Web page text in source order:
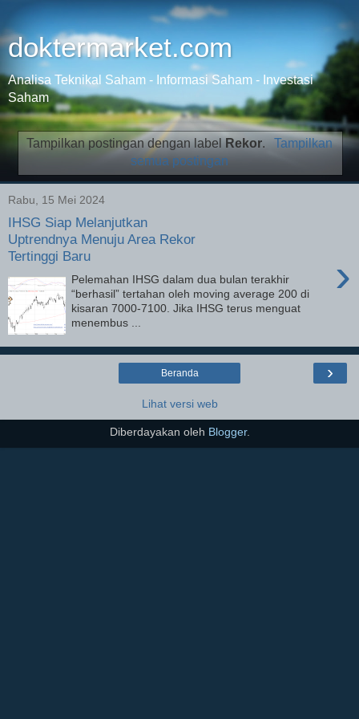
doktermarket.com
Analisa Teknikal Saham - Informasi Saham - Investasi
Saham
Tampilkan postingan dengan labelRekor.
Tampilkan
semua postingan
Rabu, 15 Mei 2024
IHSG Siap Melanjutkan
Uptrendnya Menuju Area Rekor
Tertinggi Baru
›
Pelemahan IHSG dalam dua bulan terakhir
“berhasil” tertahan oleh moving average 200 di
kisaran 7000-7100. Jika IHSG terus menguat
menembus ...
›
Beranda
Lihat versi web
Diberdayakan oleh Blogger.